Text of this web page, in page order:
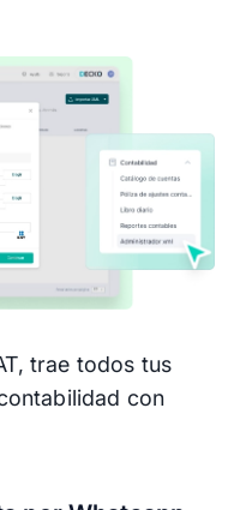
trae todos tus
con